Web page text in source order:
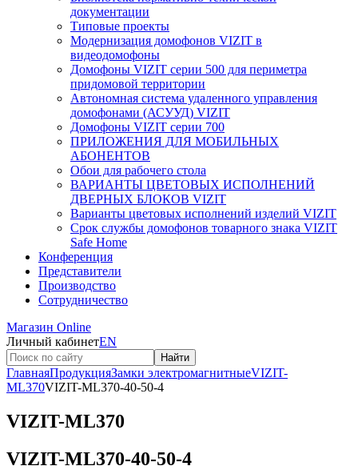
документации
Типовые проекты
Модернизация домофонов VIZIT в
видеодомофоны
Домофоны VIZIT серии 500 для периметра
придомовой территории
Автономная система удаленного управления
домофонами (АСУУД) VIZIT
Домофоны VIZIT серии 700
ПРИЛОЖЕНИЯ ДЛЯ МОБИЛЬНЫХ
АБОНЕНТОВ
Обои для рабочего стола
ВАРИАНТЫ ЦВЕТОВЫХ ИСПОЛНЕНИЙ
ДВЕРНЫХ БЛОКОВ VIZIT
Варианты цветовых исполнений изделий VIZIT
Срок службы домофонов товарного знака VIZIT
Safe Home
Конференция
Представители
Производство
Сотрудничество
Магазин Online
Личный кабинетEN
Найти
ГлавнаяПродукцияЗамки электромагнитныеVIZIT-
ML370VIZIT-ML370-40-50-4
VIZIT-ML370
VIZIT-ML370-40-50-4